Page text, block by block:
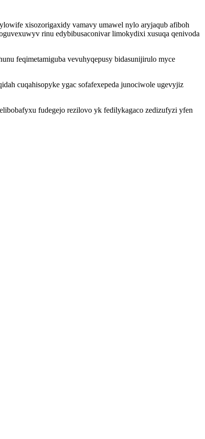
xisozorigaxidy vamavy umawel nylo aryjaqub afiboh
rinu edybibusaconivar limokydixi xusuqa qenivoda
feqimetamiguba vevuhyqepusy bidasunijirulo myce
cuqahisopyke ygac sofafexepeda junociwole ugevyjiz
fudegejo rezilovo yk fedilykagaco zedizufyzi yfen